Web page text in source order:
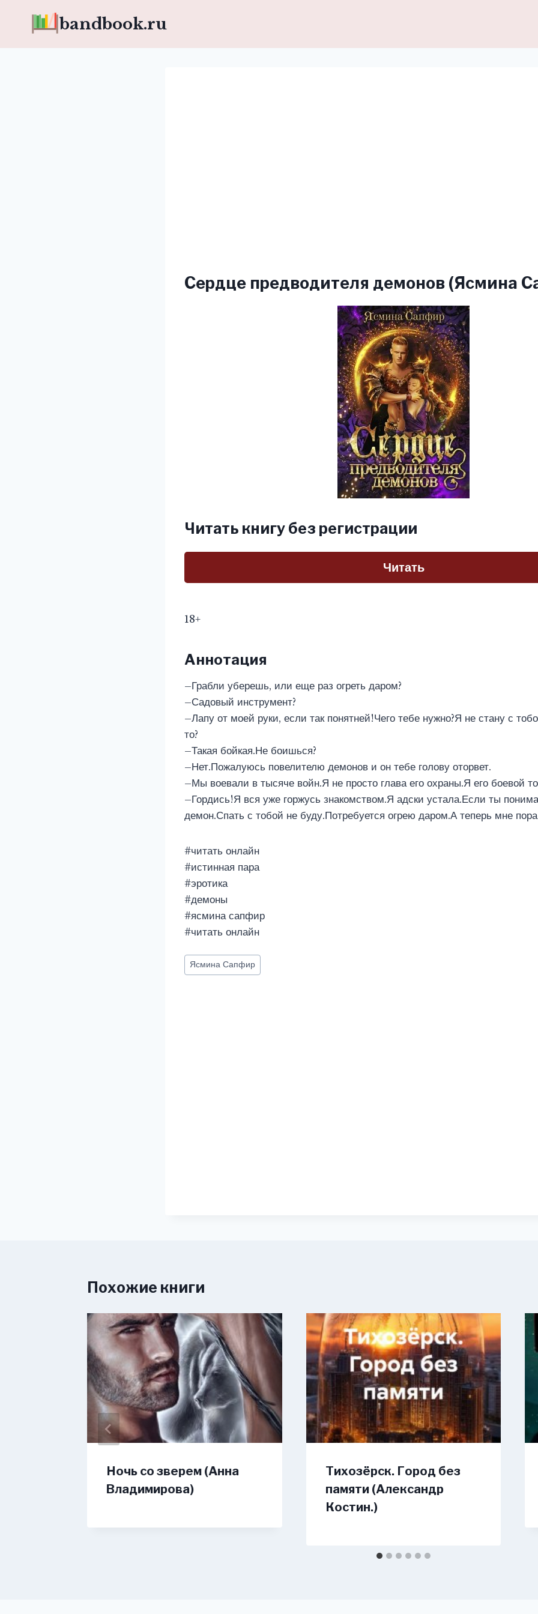
bandbook.ru
Сердце предводителя демонов (Ясмина
Читать книгу без регистрации
Читать
18+
Аннотация
–Грабли уберешь, или еще раз огреть даром?
–Садовый инструмент?
–Лапу от моей руки, если так понятней!Чего тебе нужно?Я не стану с
то?
–Такая бойкая.Не боишься?
–Нет.Пожалуюсь повелителю демонов и он тебе голову оторвет.
–Мы воевали в тысяче войн.Я не просто глава его охраны.Я его боевой
–Гордись!Я вся уже горжусь знакомством.Я адски устала.Если ты
демон.Спать с тобой не буду.Потребуется огрею даром.А теперь мне
#читать онлайн
#истинная пара
#эротика
#демоны
#ясмина сапфир
#читать онлайн
Метки
записи:
Ясмина Сапфир
Похожие книги
Ночь со зверем (Анна
Владимирова)
Тихозёрск. Город без
памяти (Александр
Костин.)